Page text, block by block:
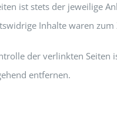
ist stets der jeweilige
Inhalte waren
der verlinkten
entfernen.